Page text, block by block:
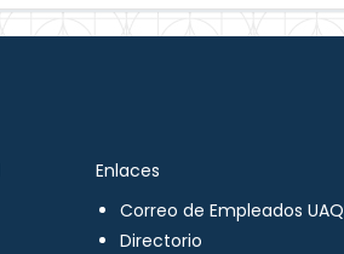
Enlaces
Correo de Empleados UAQ
Directorio